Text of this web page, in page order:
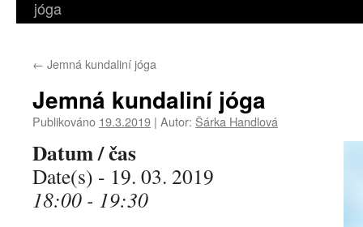
jóga
← Jemná kundaliní jóga
Jemná kundaliní jóga
Publikováno 19.3.2019 | Autor: Šárka Handlová
Datum / čas
Date(s) - 19. 03. 2019
18:00 - 19:30